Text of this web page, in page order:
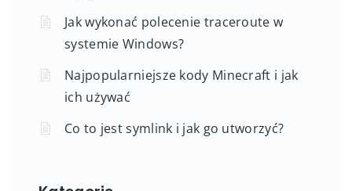
Jak wykonać polecenie traceroute w
systemie Windows?
Najpopularniejsze kody Minecraft i jak
ich używać
Co to jest symlink i jak go utworzyć?